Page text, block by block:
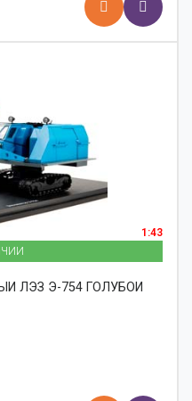
1:43
ЛЭЗ Э-754 ГОЛУБОЙ